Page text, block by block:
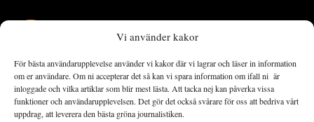
Vi använder kakor
För bästa användarupplevelse använder vi kakor där vi lagrar och läser in information
om er användare. Om ni accepterar det så kan vi spara information om ifall ni är
inloggade och vilka artiklar som blir mest lästa. Att tacka nej kan påverka vissa
funktioner och användarupplevelsen. Det gör det också svårare för oss att bedriva vårt
uppdrag, att leverera den bästa gröna journalistiken.
Landets Fria Tidning är en nyhetstidning med bred bevakning av
det viktigaste som händer lokalt och globalt och med fokus på
omställningsrörelsen. En omställning till ett hållbart samhälle går
både via starka och lika rättigheter för alla människor, minskade